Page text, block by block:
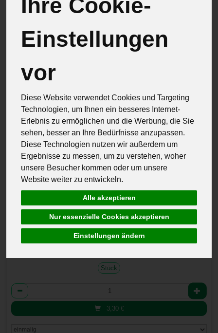
Ihre Cookie-
Einstellungen
vor
Diese Website verwendet Cookies und Targeting
Technologien, um Ihnen ein besseres Internet-
Erlebnis zu ermöglichen und die Werbung, die Sie
sehen, besser an Ihre Bedürfnisse anzupassen.
Diese Technologien nutzen wir außerdem um
Ergebnisse zu messen, um zu verstehen, woher
unsere Besucher kommen oder um unsere
Website weiter zu entwickeln.
Alle akzeptieren
Nur essenzielle Cookies akzeptieren
Einstellungen ändern
Qualitätszeichen Deutschland
Arrabiata Gewürz im Reagenzglas
Stück
Anzahl
3,30 €